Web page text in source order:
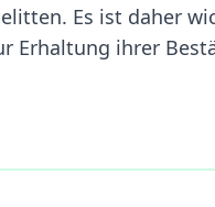
Es ist daher
Erhaltung ihrer